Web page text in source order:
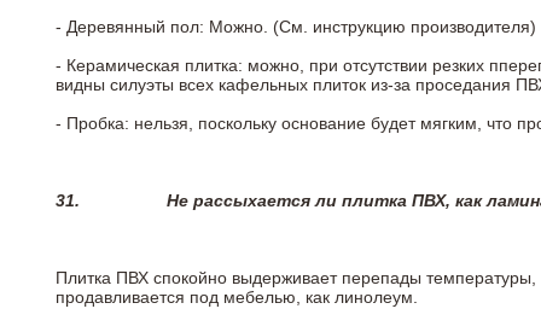
- Деревянный пол: Можно. (См. инструкцию производителя)
- Керамическая плитка: можно, при отсутствии резких
видны силуэты всех кафельных плиток из-за проседания
- Пробка: нельзя, поскольку основание будет мягким, что
31. Не рассыхается ли плитка ПВХ, как
Плитка ПВХ спокойно выдерживает перепады температуры,
продавливается под мебелью, как линолеум.